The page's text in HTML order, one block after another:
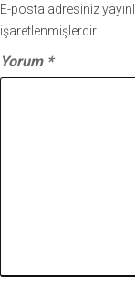
E-posta adresiniz
işaretlenmişlerdir
Yorum *